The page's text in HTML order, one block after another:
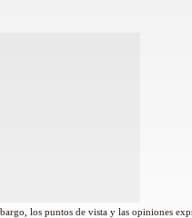
los puntos de vista y las opiniones